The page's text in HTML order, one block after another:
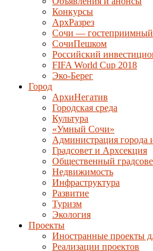
Конкурсы
АрхРазрез
Сочи — гостеприимный
СочиПешком
Российский
FIFA World Cup 2018
Эко-Берег
Город
АрхиНегатив
Городская среда
Культура
«Умный Сочи»
Администрация города
Градсовет и Архсекция
Общественный
Недвижимость
Инфраструктура
Развитие
Туризм
Экология
Проекты
Иностранные проекты
Реализации проектов